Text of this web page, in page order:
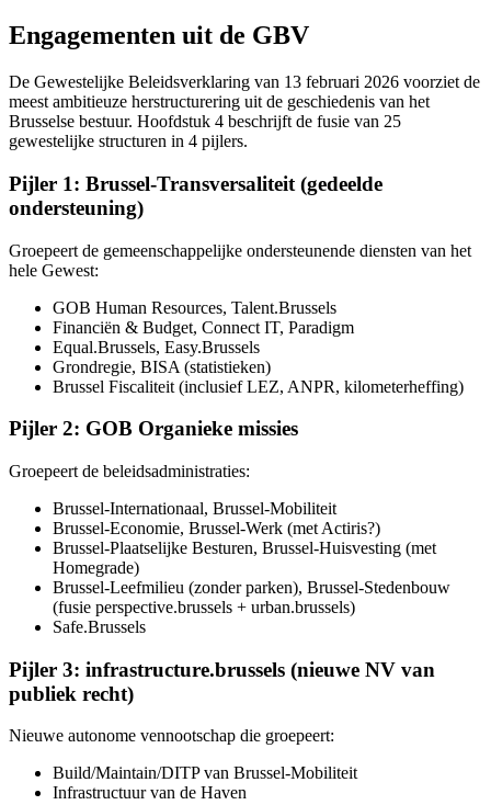
Engagementen uit de GBV
De Gewestelijke Beleidsverklaring van 13 februari 2026 voorziet de
meest ambitieuze herstructurering uit de geschiedenis van het
Brusselse bestuur. Hoofdstuk 4 beschrijft de fusie van 25
gewestelijke structuren in 4 pijlers.
Pijler 1: Brussel-Transversaliteit (gedeelde
ondersteuning)
Groepeert de gemeenschappelijke ondersteunende diensten van het
hele Gewest:
GOB Human Resources, Talent.Brussels
Financiën & Budget, Connect IT, Paradigm
Equal.Brussels, Easy.Brussels
Grondregie, BISA (statistieken)
Brussel Fiscaliteit (inclusief LEZ, ANPR, kilometerheffing)
Pijler 2: GOB Organieke missies
Groepeert de beleidsadministraties:
Brussel-Internationaal, Brussel-Mobiliteit
Brussel-Economie, Brussel-Werk (met Actiris?)
Brussel-Plaatselijke Besturen, Brussel-Huisvesting (met
Homegrade)
Brussel-Leefmilieu (zonder parken), Brussel-Stedenbouw
(fusie perspective.brussels + urban.brussels)
Safe.Brussels
Pijler 3: infrastructure.brussels (nieuwe NV van
publiek recht)
Nieuwe autonome vennootschap die groepeert:
Build/Maintain/DITP van Brussel-Mobiliteit
Infrastructuur van de Haven